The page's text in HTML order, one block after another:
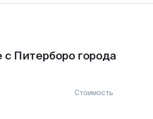
Питерборо города
Стоимость